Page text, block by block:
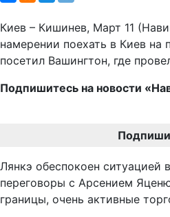
Киев – Кишинев, Март 11
намерении поехать в Киев на
посетил Вашингтон, где
Подпишитесь на новости
Лянкэ обеспокоен ситуацией
переговоры с Арсением
границы, очень активные